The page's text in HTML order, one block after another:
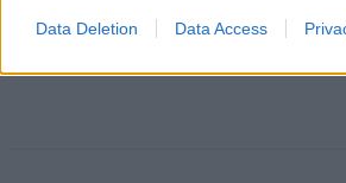
Data Deletion Data Access